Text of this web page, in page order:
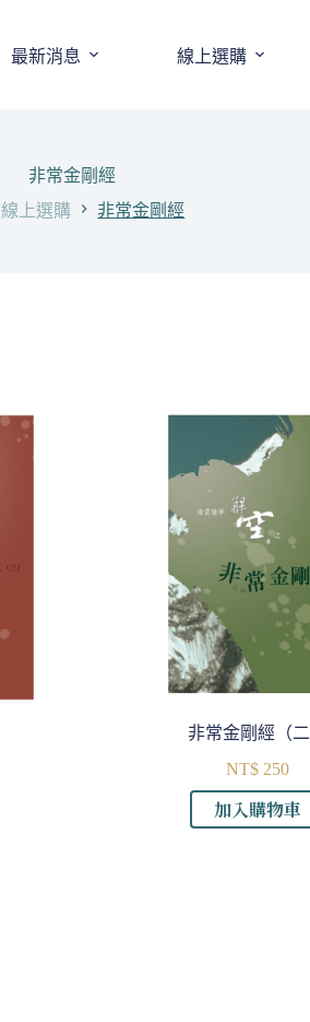
最新消息 線上選購
非常金剛經
線上選購 非常金剛經
非常金剛經（二
NT$250
加入購物車